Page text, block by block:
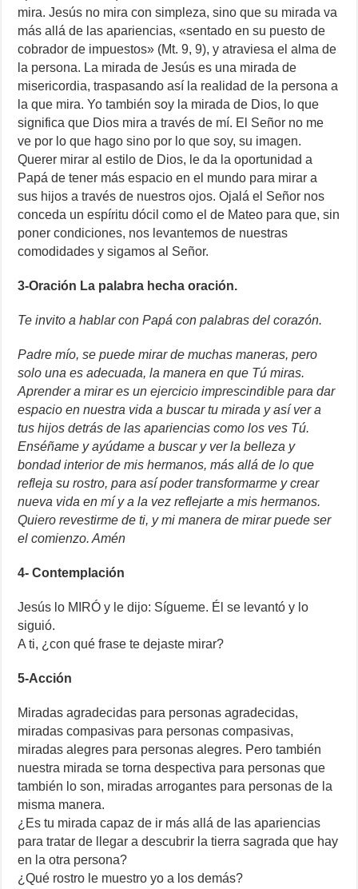
mira. Jesús no mira con simpleza, sino que su mirada va
más allá de las apariencias, «sentado en su puesto de
cobrador de impuestos» (Mt. 9, 9), y atraviesa el alma de
la persona. La mirada de Jesús es una mirada de
misericordia, traspasando así la realidad de la persona a
la que mira. Yo también soy la mirada de Dios, lo que
significa que Dios mira a través de mí. El Señor no me
ve por lo que hago sino por lo que soy, su imagen.
Querer mirar al estilo de Dios, le da la oportunidad a
Papá de tener más espacio en el mundo para mirar a
sus hijos a través de nuestros ojos. Ojalá el Señor nos
conceda un espíritu dócil como el de Mateo para que, sin
poner condiciones, nos levantemos de nuestras
comodidades y sigamos al Señor.
3-Oración La palabra hecha oración.
Te invito a hablar con Papá con palabras del corazón.
Padre mío, se puede mirar de muchas maneras, pero
solo una es adecuada, la manera en que Tú miras.
Aprender a mirar es un ejercicio imprescindible para dar
espacio en nuestra vida a buscar tu mirada y así ver a
tus hijos detrás de las apariencias como los ves Tú.
Enséñame y ayúdame a buscar y ver la belleza y
bondad interior de mis hermanos, más allá de lo que
refleja su rostro, para así poder transformarme y crear
nueva vida en mí y a la vez reflejarte a mis hermanos.
Quiero revestirme de ti, y mi manera de mirar puede ser
el comienzo. Amén
4- Contemplación
Jesús lo MIRÓ y le dijo: Sígueme. Él se levantó y lo
siguió.
A ti, ¿con qué frase te dejaste mirar?
5-Acción
Miradas agradecidas para personas agradecidas,
miradas compasivas para personas compasivas,
miradas alegres para personas alegres. Pero también
nuestra mirada se torna despectiva para personas que
también lo son, miradas arrogantes para personas de la
misma manera.
¿Es tu mirada capaz de ir más allá de las apariencias
para tratar de llegar a descubrir la tierra sagrada que hay
en la otra persona?
¿Qué rostro le muestro yo a los demás?